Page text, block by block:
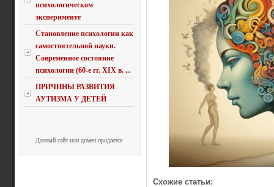
психологическом
эксперименте
Становление психологии как
самостоятельной науки.
Современное состояние
психологии (60-е гг. XIX в. ...
ПРИЧИНЫ РАЗВИТИЯ
АУТИЗМА У ДЕТЕЙ
Данный сайт или домен продается
Схожие статьи: